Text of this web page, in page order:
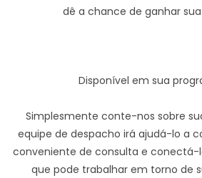
dê a chance de ganhar
Disponível em sua
Simplesmente conte-nos sobre
equipe de despacho irá ajudá-lo a
conveniente de consulta e
que pode trabalhar em torno de